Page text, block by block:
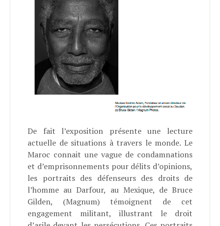
De fait l’exposition présente une lecture
actuelle de situations à travers le monde. Le
Maroc connait une vague de condamnations
et d’emprisonnements pour délits d’opinions,
les portraits des défenseurs des droits de
l’homme au Darfour, au Mexique, de Bruce
Gilden, (Magnum) témoignent de cet
engagement militant, illustrant le droit